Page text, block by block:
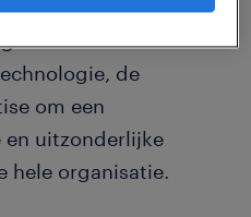
van Randstad
de
om een
en uitzonderlijke
hele organisatie.